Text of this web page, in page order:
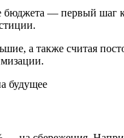
бюджета — первый
а также считая